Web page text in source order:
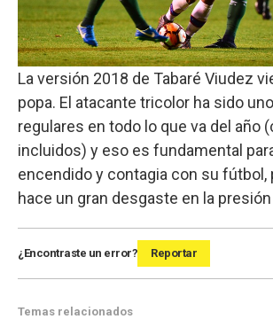
La versión 2018 de Tabaré Viudez
popa. El atacante tricolor ha sido
regulares en todo lo que va del año
incluidos) y eso es fundamental
encendido y contagia con su fútbol,
hace un gran desgaste en la
¿Encontraste un error? Reportar
Temas relacionados